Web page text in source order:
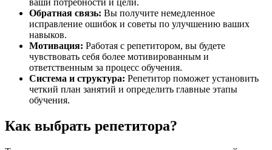
ваши потребности и цели.
Обратная связь: Вы получите немедленное
исправление ошибок и советы по улучшению ваших
навыков.
Мотивация: Работая с репетитором, вы будете
чувствовать себя более мотивированным и
ответственным за процесс обучения.
Система и структура: Репетитор поможет установить
четкий план занятий и определить главные этапы
обучения.
Как выбрать репетитора?